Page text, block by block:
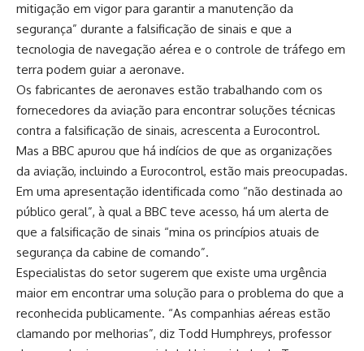
mitigação em vigor para garantir a manutenção da
segurança” durante a falsificação de sinais e que a
tecnologia de navegação aérea e o controle de tráfego em
terra podem guiar a aeronave.
Os fabricantes de aeronaves estão trabalhando com os
fornecedores da aviação para encontrar soluções técnicas
contra a falsificação de sinais, acrescenta a Eurocontrol.
Mas a BBC apurou que há indícios de que as organizações
da aviação, incluindo a Eurocontrol, estão mais preocupadas.
Em uma apresentação identificada como “não destinada ao
público geral”, à qual a BBC teve acesso, há um alerta de
que a falsificação de sinais “mina os princípios atuais de
segurança da cabine de comando”.
Especialistas do setor sugerem que existe uma urgência
maior em encontrar uma solução para o problema do que a
reconhecida publicamente. “As companhias aéreas estão
clamando por melhorias”, diz Todd Humphreys, professor